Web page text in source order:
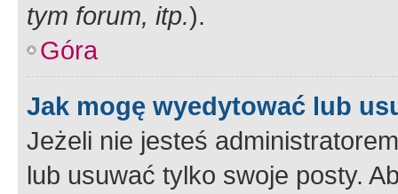
tym forum, itp.).
Góra
Jak mogę wyedytować lub
Jeżeli nie jesteś
lub usuwać tylko swoje posty.